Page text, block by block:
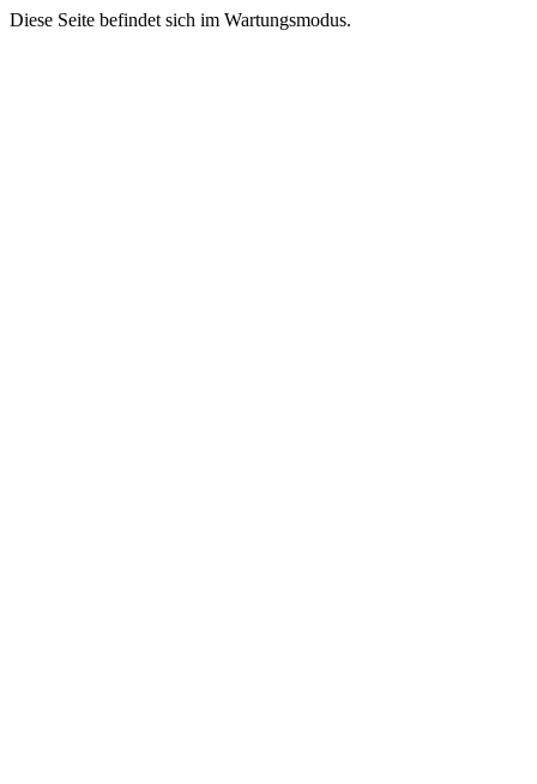
Diese Seite befindet sich im Wartungsmodus.